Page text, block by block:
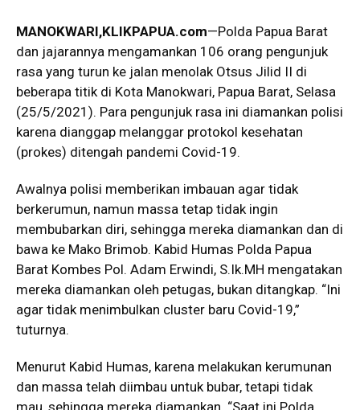
MANOKWARI,KLIKPAPUA.com—Polda Papua Barat
dan jajarannya mengamankan 106 orang pengunjuk
rasa yang turun ke jalan menolak Otsus Jilid II di
beberapa titik di Kota Manokwari, Papua Barat, Selasa
(25/5/2021). Para pengunjuk rasa ini diamankan polisi
karena dianggap melanggar protokol kesehatan
(prokes) ditengah pandemi Covid-19.
Awalnya polisi memberikan imbauan agar tidak
berkerumun, namun massa tetap tidak ingin
membubarkan diri, sehingga mereka diamankan dan di
bawa ke Mako Brimob. Kabid Humas Polda Papua
Barat Kombes Pol. Adam Erwindi, S.Ik.MH mengatakan
mereka diamankan oleh petugas, bukan ditangkap. “Ini
agar tidak menimbulkan cluster baru Covid-19,”
tuturnya.
Menurut Kabid Humas, karena melakukan kerumunan
dan massa telah diimbau untuk bubar, tetapi tidak
mau, sehingga mereka diamankan. “Saat ini Polda